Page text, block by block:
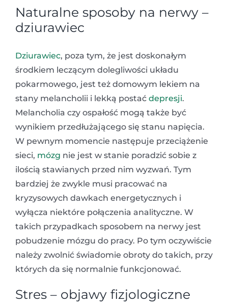
Naturalne sposoby na nerwy –
dziurawiec
Dziurawiec, poza tym, że jest doskonałym
środkiem leczącym dolegliwości układu
pokarmowego, jest też domowym lekiem na
stany melancholii i lekką postać depresji.
Melancholia czy ospałość mogą także być
wynikiem przedłużającego się stanu napięcia.
W pewnym momencie następuje przeciążenie
sieci, mózg nie jest w stanie poradzić sobie z
ilością stawianych przed nim wyzwań. Tym
bardziej że zwykle musi pracować na
kryzysowych dawkach energetycznych i
wyłącza niektóre połączenia analityczne. W
takich przypadkach sposobem na nerwy jest
pobudzenie mózgu do pracy. Po tym oczywiście
należy zwolnić świadomie obroty do takich, przy
których da się normalnie funkcjonować.
Stres – objawy fizjologiczne